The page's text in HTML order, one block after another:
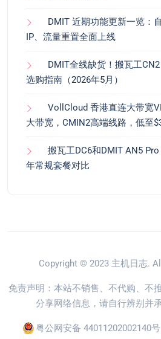
DMIT 近期功能更新一览：
IP、流量重置全面上线
DMIT全线缺货！搬瓦工
选购指南（2026年5月）
VollCloud 香港直连大带宽
大带宽，CMIN2高端线路，低至
搬瓦工DC6和DMIT AN5
年常规套餐对比
Copyright © 2023 主机日志.
免责声明：本站不销售、不代购、不
分享网络信息，请自行辨别并
粤公网安备 44011202002140号